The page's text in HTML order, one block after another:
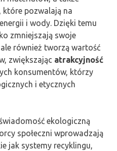
pozwalają na
i wody. Dzięki temu
zmniejszają swoje
również tworzą wartość
zwiększając atrakcyjność
konsumentów, którzy
i etycznych
ekologiczną
społeczni wprowadzają
jak systemy recyklingu,